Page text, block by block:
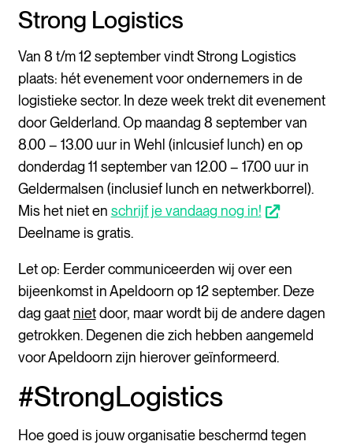
Strong Logistics
Van 8 t/m 12 september vindt Strong Logistics
plaats: hét evenement voor ondernemers in de
logistieke sector. In deze week trekt dit evenement
door Gelderland. Op maandag 8 september van
8.00 – 13.00 uur in Wehl (inlcusief lunch) en op
donderdag 11 september van 12.00 – 17.00 uur in
Geldermalsen (inclusief lunch en netwerkborrel).
Mis het niet en schrijf je vandaag nog in!
opent nieuw scherm
Deelname is gratis.
Let op: Eerder communiceerden wij over een
bijeenkomst in Apeldoorn op 12 september. Deze
dag gaat nietdoor, maar wordt bij de andere dagen
getrokken. Degenen die zich hebben aangemeld
voor Apeldoorn zijn hierover geïnformeerd.
#StrongLogistics
Hoe goed is jouw organisatie beschermd tegen